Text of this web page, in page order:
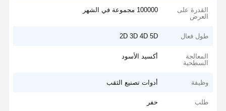
القدرة على
العرض
100000 مجموعة في الشهر
طول فعال 2D 3D 4D 5D
المعالجة
السطحية
أكسيد الأسود
وظيفة أدوات تصنيع الثقب
طلب حفر